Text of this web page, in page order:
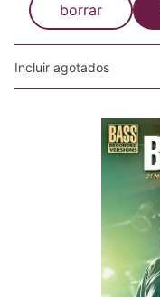
borrar
Incluir agotados